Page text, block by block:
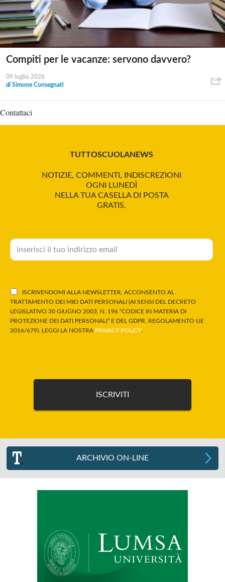
Compiti per le vacanze: servono davvero?
09 luglio 2026
di Simone Consegnati
Contattaci
TUTTOSCUOLANEWS
NOTIZIE, COMMENTI, INDISCREZIONI
OGNI LUNEDÌ
NELLA TUA CASELLA DI POSTA
GRATIS.
ISCRIVENDOMI ALLA NEWSLETTER, ACCONSENTO AL
TRATTAMENTO DEI MIEI DATI PERSONALI (AI SENSI DEL DECRETO
LEGISLATIVO 30 GIUGNO 2003, N. 196 “CODICE IN MATERIA DI
PROTEZIONE DEI DATI PERSONALI” E DEL GDPR, REGOLAMENTO UE
2016/679). LEGGI LA NOSTRA PRIVACY POLICY.
ARCHIVIO ON-LINE